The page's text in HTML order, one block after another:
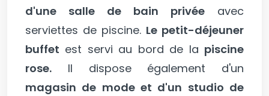
d'une salle de bain privée avec
serviettes de piscine. Le petit-déjeuner
buffet est servi au bord de la piscine
rose. Il dispose également d'un
magasin de mode et d'un studio de